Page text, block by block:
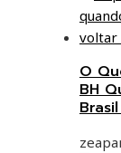
O
BH